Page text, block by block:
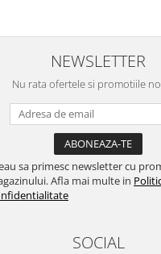
NEWSLETTER
Nu rata ofertele si promotiile
sa primesc newsletter cu
Afla mai multe in
SOCIAL